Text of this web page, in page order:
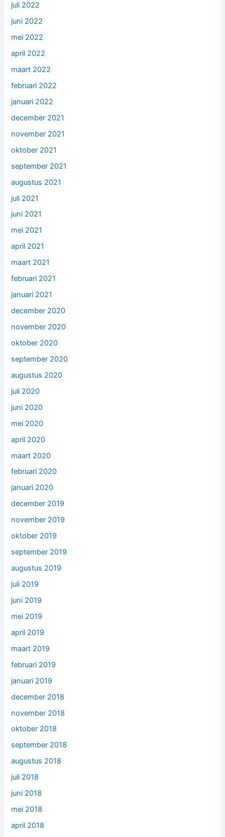
juli 2022
juni 2022
mei 2022
april 2022
maart 2022
februari 2022
januari 2022
december 2021
november 2021
oktober 2021
september 2021
augustus 2021
juli 2021
juni 2021
mei 2021
april 2021
maart 2021
februari 2021
januari 2021
december 2020
november 2020
oktober 2020
september 2020
augustus 2020
juli 2020
juni 2020
mei 2020
april 2020
maart 2020
februari 2020
januari 2020
december 2019
november 2019
oktober 2019
september 2019
augustus 2019
juli 2019
juni 2019
mei 2019
april 2019
maart 2019
februari 2019
januari 2019
december 2018
november 2018
oktober 2018
september 2018
augustus 2018
juli 2018
juni 2018
mei 2018
april 2018